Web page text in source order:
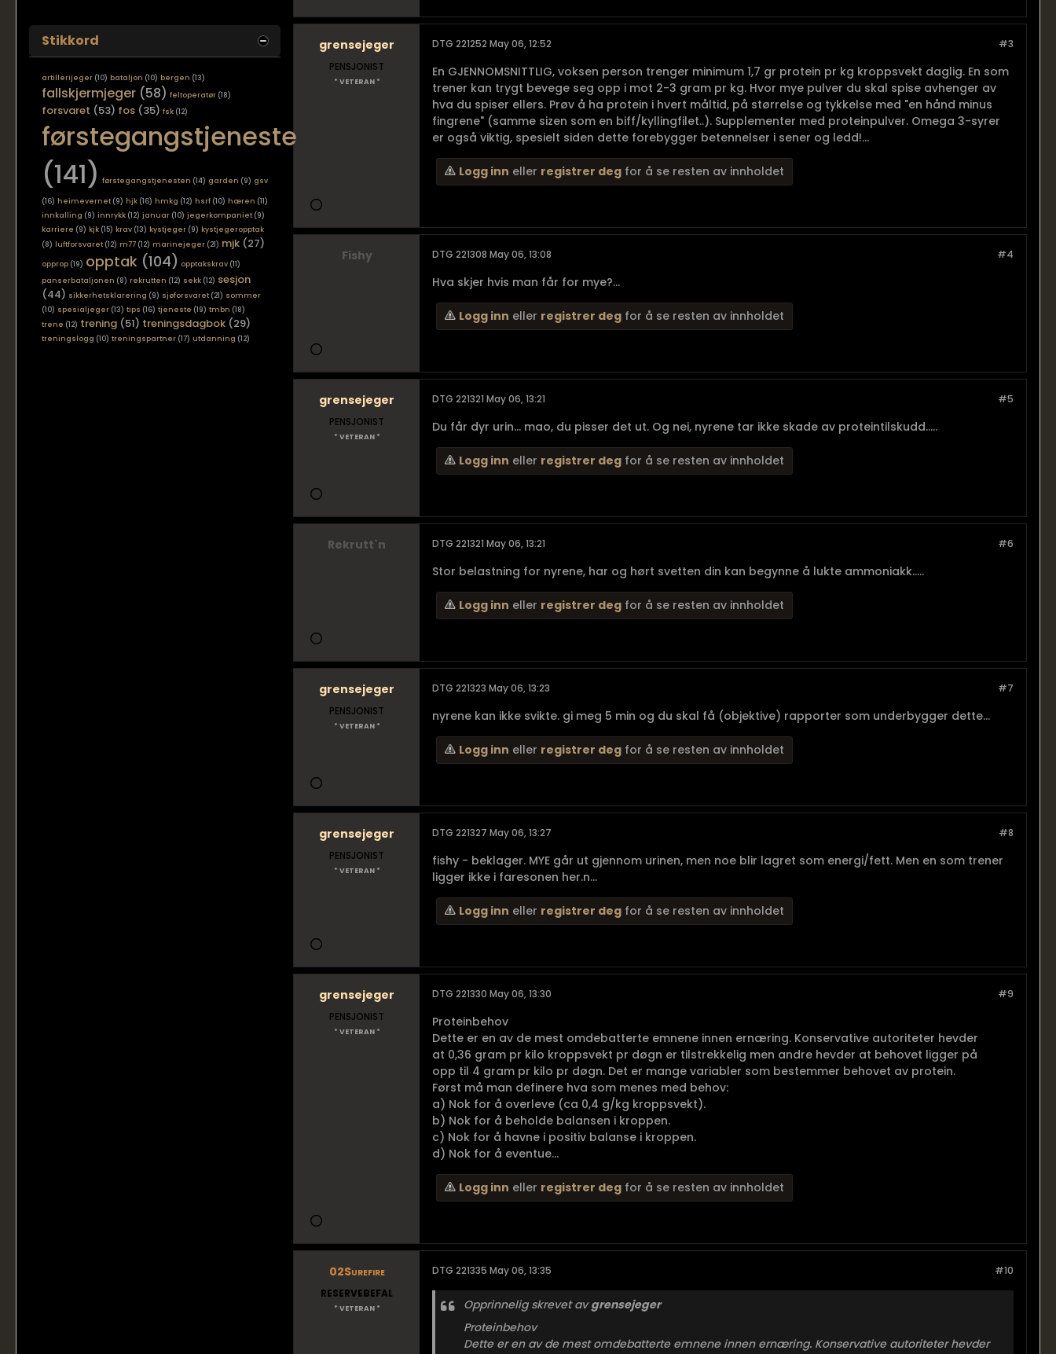
grensejeger
PENSJONIST
* VETERAN *
#3
DTG 221252 May 06, 12:52
En GJENNOMSNITTLIG, voksen person trenger minimum 1,7 gr protein pr kg kroppsvekt daglig. En som
trener kan trygt bevege seg opp i mot 2-3 gram pr kg. Hvor mye pulver du skal spise avhenger av
hva du spiser ellers. Prøv å ha protein i hvert måltid, på størrelse og tykkelse med "en hånd minus
fingrene" (samme sizen som en biff/kyllingfilet..). Supplementer med proteinpulver. Omega 3-syrer
er også viktig, spesielt siden dette forebygger betennelser i sener og ledd!...
Logg inn eller registrer deg for å se resten av innholdet
Fishy #4
DTG 221308 May 06, 13:08
Hva skjer hvis man får for mye?...
Logg inn eller registrer deg for å se resten av innholdet
grensejeger
PENSJONIST
* VETERAN *
#5
DTG 221321 May 06, 13:21
Du får dyr urin... mao, du pisser det ut. Og nei, nyrene tar ikke skade av proteintilskudd.....
Logg inn eller registrer deg for å se resten av innholdet
Rekrutt`n #6
DTG 221321 May 06, 13:21
Stor belastning for nyrene, har og hørt svetten din kan begynne å lukte ammoniakk.....
Logg inn eller registrer deg for å se resten av innholdet
grensejeger
PENSJONIST
* VETERAN *
#7
DTG 221323 May 06, 13:23
nyrene kan ikke svikte. gi meg 5 min og du skal få (objektive) rapporter som underbygger dette...
Logg inn eller registrer deg for å se resten av innholdet
grensejeger
PENSJONIST
* VETERAN *
#8
DTG 221327 May 06, 13:27
fishy - beklager. MYE går ut gjennom urinen, men noe blir lagret som energi/fett. Men en som trener
ligger ikke i faresonen her.n...
Logg inn eller registrer deg for å se resten av innholdet
grensejeger
PENSJONIST
* VETERAN *
#9
DTG 221330 May 06, 13:30
Proteinbehov
Dette er en av de mest omdebatterte emnene innen ernæring. Konservative autoriteter hevder
at 0,36 gram pr kilo kroppsvekt pr døgn er tilstrekkelig men andre hevder at behovet ligger på
opp til 4 gram pr kilo pr døgn. Det er mange variabler som bestemmer behovet av protein.
Først må man definere hva som menes med behov:
a) Nok for å overleve (ca 0,4 g/kg kroppsvekt).
b) Nok for å beholde balansen i kroppen.
c) Nok for å havne i positiv balanse i kroppen.
d) Nok for å eventue...
Logg inn eller registrer deg for å se resten av innholdet
02Surefire
RESERVEBEFAL
* VETERAN *
#10
DTG 221335 May 06, 13:35
Opprinnelig skrevet avgrensejeger
Proteinbehov
Dette er en av de mest omdebatterte emnene innen ernæring. Konservative autoriteter hevder
Stikkord
artillerijeger (10) bataljon (10) bergen (13)
fallskjermjeger (58) feltoperatør (18)
forsvaret (53) fos (35) fsk (12)
førstegangstjeneste
(141) førstegangstjenesten (14) garden (9) gsv
(16) heimevernet (9) hjk (16) hmkg (12) hsrf (10) hæren (11)
innkalling (9) innrykk (12) januar (10) jegerkompaniet (9)
karriere (9) kjk (15) krav (13) kystjeger (9) kystjegeropptak
(8) luftforsvaret (12) m77 (12) marinejeger (21) mjk (27)
opprop (19) opptak (104) opptakskrav (11)
panserbataljonen (8) rekrutten (12) sekk (12) sesjon
(44) sikkerhetsklarering (9) sjøforsvaret (21) sommer
(10) spesialjeger (13) tips (16) tjeneste (19) tmbn (18)
trene (12) trening (51) treningsdagbok (29)
treningslogg (10) treningspartner (17) utdanning (12)